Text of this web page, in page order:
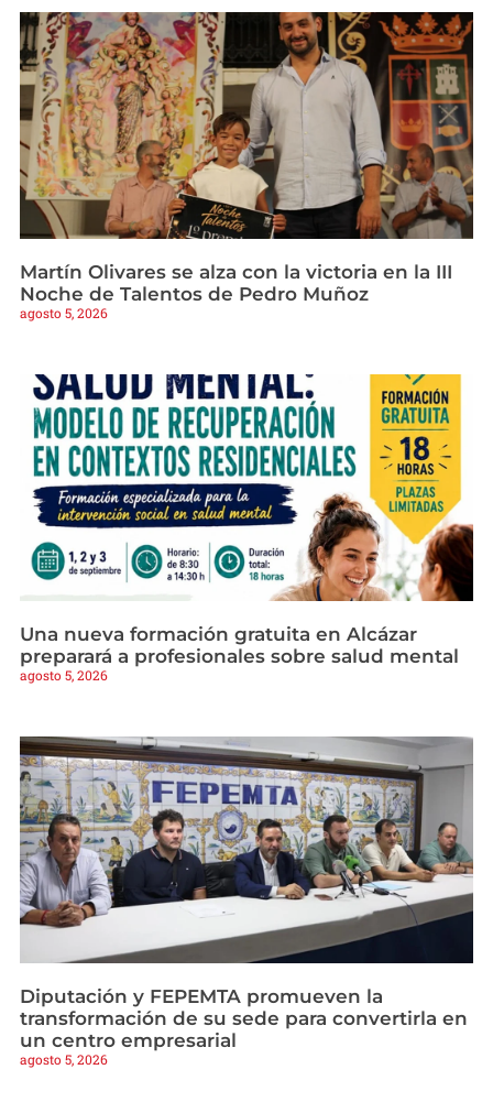
Martín Olivares se alza con la victoria en la III
Noche de Talentos de Pedro Muñoz
agosto 5, 2026
Una nueva formación gratuita en Alcázar
preparará a profesionales sobre salud mental
agosto 5, 2026
Diputación y FEPEMTA promueven la
transformación de su sede para convertirla en
un centro empresarial
agosto 5, 2026